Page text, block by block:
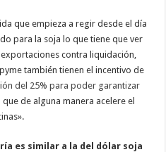
que empieza a regir desde el día
para la soja lo que tiene que ver
contra liquidación,
también tienen el incentivo de
del 25% para poder garantizar
de alguna manera acelere el
es similar a la del dólar soja